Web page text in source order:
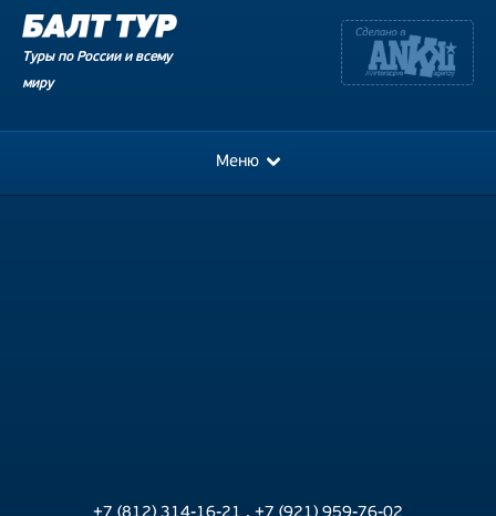
Туры по России и всему
миру
Меню